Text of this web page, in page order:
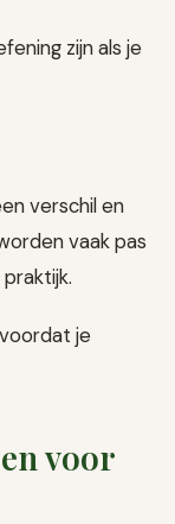
zijn als je
verschil en
vaak pas
je
voor